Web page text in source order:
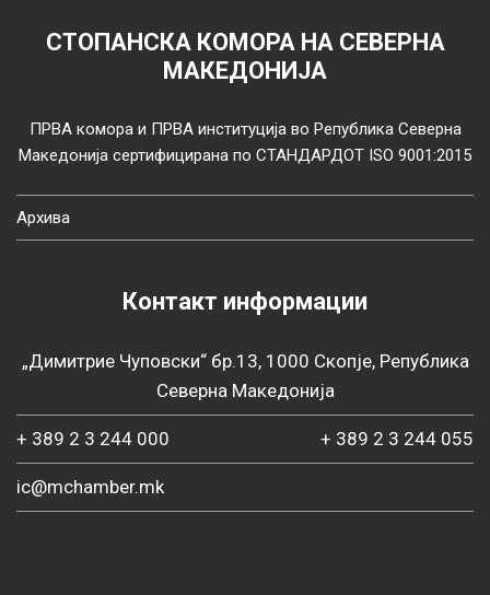
СТОПАНСКА КОМОРА НА СЕВЕРНА
МАКЕДОНИЈА
ПРВА комора и ПРВА институција во Република Северна
Македонија сертифицирана по СТАНДАРДОТ ISO 9001:2015
Архива
Контакт информации
„Димитрие Чуповски“ бр.13, 1000 Скопје, Република
Северна Македонија
+ 389 2 3 244 000 + 389 2 3 244 055
ic@mchamber.mk